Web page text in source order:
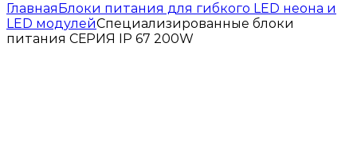
ГлавнаяБлоки питания для гибкого LED неона и
LED модулейСпециализированные блоки
питания СЕРИЯ IP 67 200W